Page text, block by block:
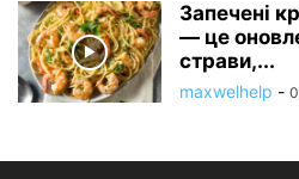
Запечені
— це
страви,...
maxwelhelp -